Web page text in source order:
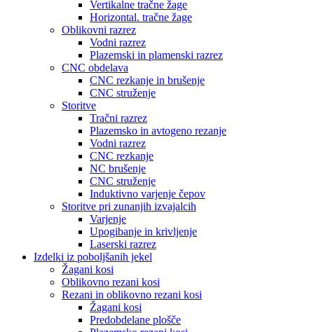
Vertikalne tračne žage
Horizontal. tračne žage
Oblikovni razrez
Vodni razrez
Plazemski in plamenski razrez
CNC obdelava
CNC rezkanje in brušenje
CNC struženje
Storitve
Tračni razrez
Plazemsko in avtogeno rezanje
Vodni razrez
CNC rezkanje
NC brušenje
CNC struženje
Induktivno varjenje čepov
Storitve pri zunanjih izvajalcih
Varjenje
Upogibanje in krivljenje
Laserski razrez
Izdelki iz poboljšanih jekel
Žagani kosi
Oblikovno rezani kosi
Rezani in oblikovno rezani kosi
Žagani kosi
Predobdelane plošče